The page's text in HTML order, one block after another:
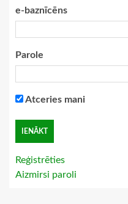
e-baznīcēns
Parole
Atceries mani
Reģistrēties
Aizmirsi paroli